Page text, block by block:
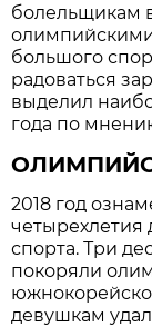
болельщикам
большого
радоваться
выделил
года по
2018 год
четырехлетия
спорта. Три
покоряли
девушкам